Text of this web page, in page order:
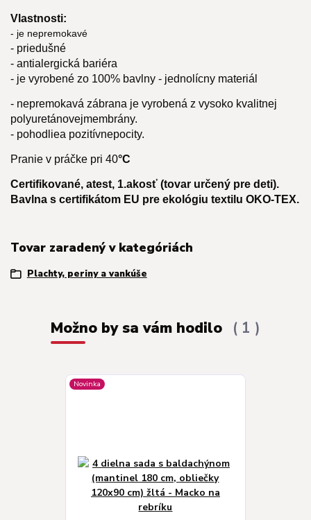
Vlastnosti:
- je nepremokavé
- priedušné
- antialergická bariéra
- je vyrobené zo 100% bavlny - jednolícny materiál
- nepremokavá zábrana je vyrobená z vysoko kvalitnej
polyuretánovejmembrány.
- pohodliea pozitívnepocity.
Pranie v práčke pri 40°C
Certifikované, atest, 1.akosť (tovar určený pre deti).
Bavlna s certifikátom EU pre ekológiu textilu OKO-TEX.
Tovar zaradený v kategóriách
Plachty, periny a vankúše
Možno by sa vám hodilo 1
Novinka